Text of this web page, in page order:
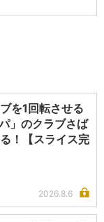
を1回転させる
」のクラブさば
！【スライス完
2026.8.6